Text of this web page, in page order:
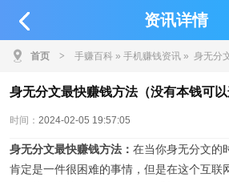
资讯详情
首页 > 手赚百科 » 手机赚钱资讯 » 身无分
以这样赚钱）
身无分文最快赚钱方法（没有本钱可以
时间： 2024-02-05 19:57:05
身无分文最快赚钱方法： 在当你身无分文的
肯定是一件很困难的事情，但是在这个互联